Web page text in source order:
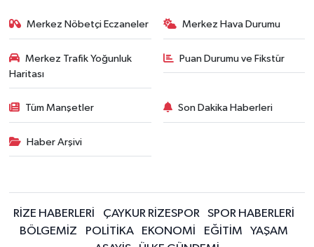
Merkez Nöbetçi Eczaneler Merkez Hava Durumu
Merkez Trafik Yoğunluk
Haritası
Puan Durumu ve Fikstür
Tüm Manşetler Son Dakika Haberleri
Haber Arşivi
RİZE HABERLERİ ÇAYKUR RİZESPOR
SPOR HABERLERİ
BÖLGEMİZ
POLİTİKA EKONOMİ EĞİTİM
YAŞAM